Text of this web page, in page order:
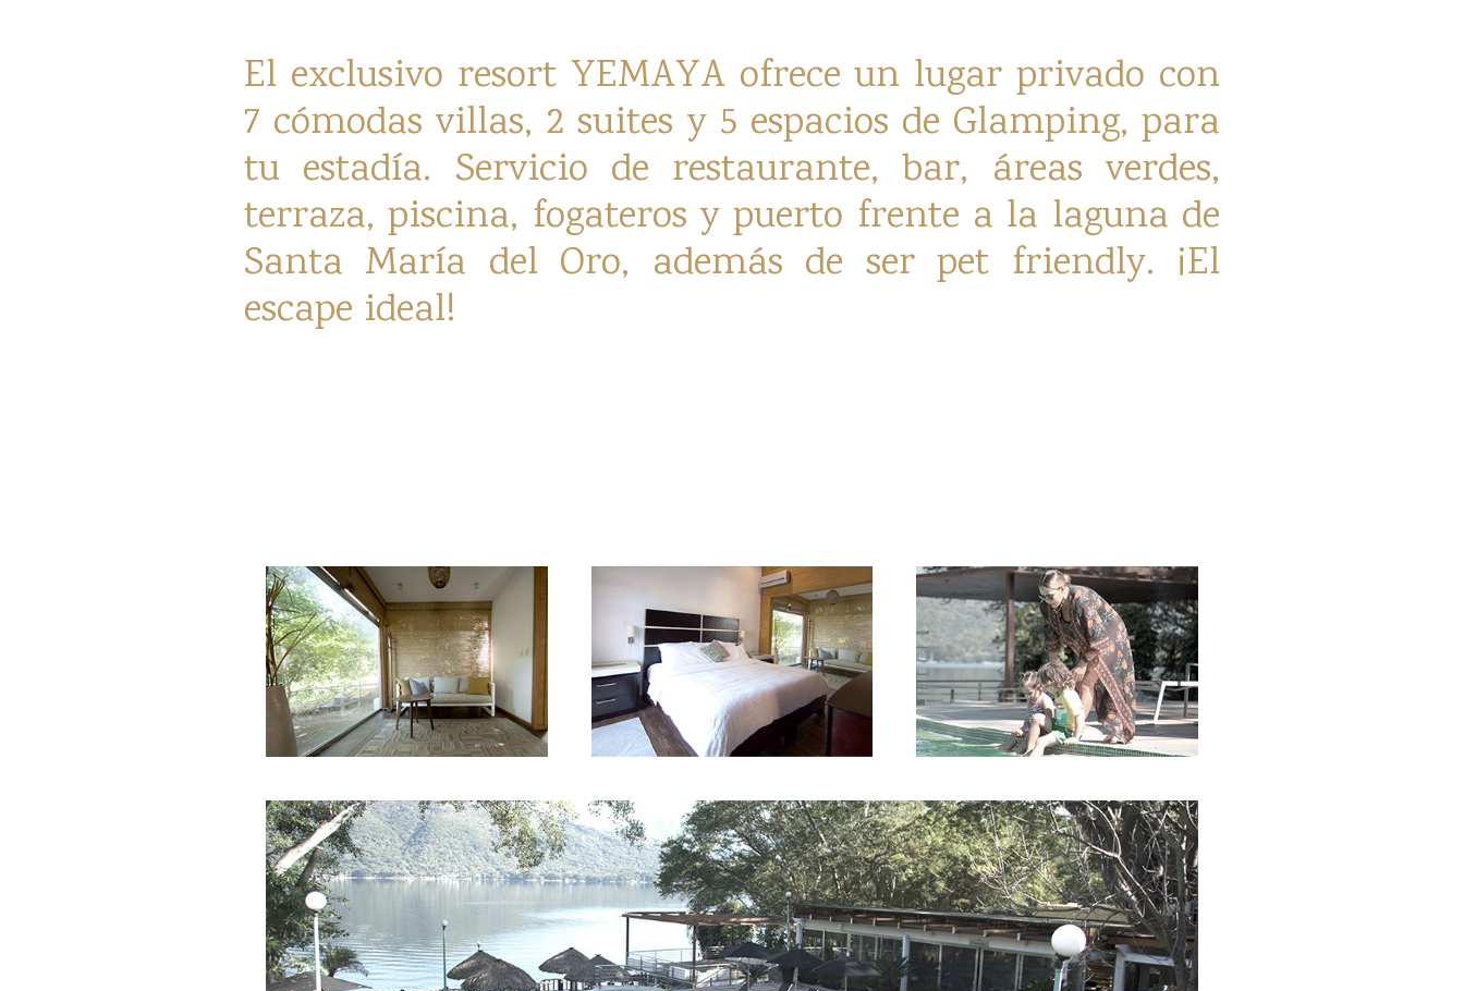
El exclusivo resort YEMAYA ofrece un lugar privado con
7 cómodas villas, 2 suites y 5 espacios de Glamping, para
tu estadía. Servicio de restaurante, bar, áreas verdes,
terraza, piscina, fogateros y puerto frente a la laguna de
Santa María del Oro, además de ser pet friendly. ¡El
escape ideal!